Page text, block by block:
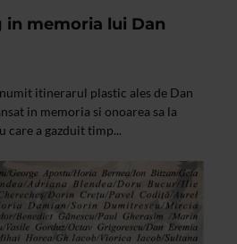
in memoria lui Dan
itinerarul plastic ales de Dan
in memoria si onoarea sa la
care a gazduit timp...